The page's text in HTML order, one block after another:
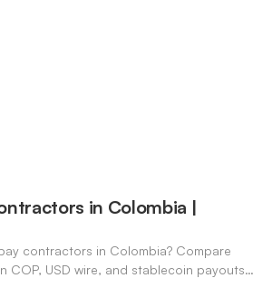
in Colombia |
contractors in Colombia? Compare
COP, USD wire, and stablecoin payouts.